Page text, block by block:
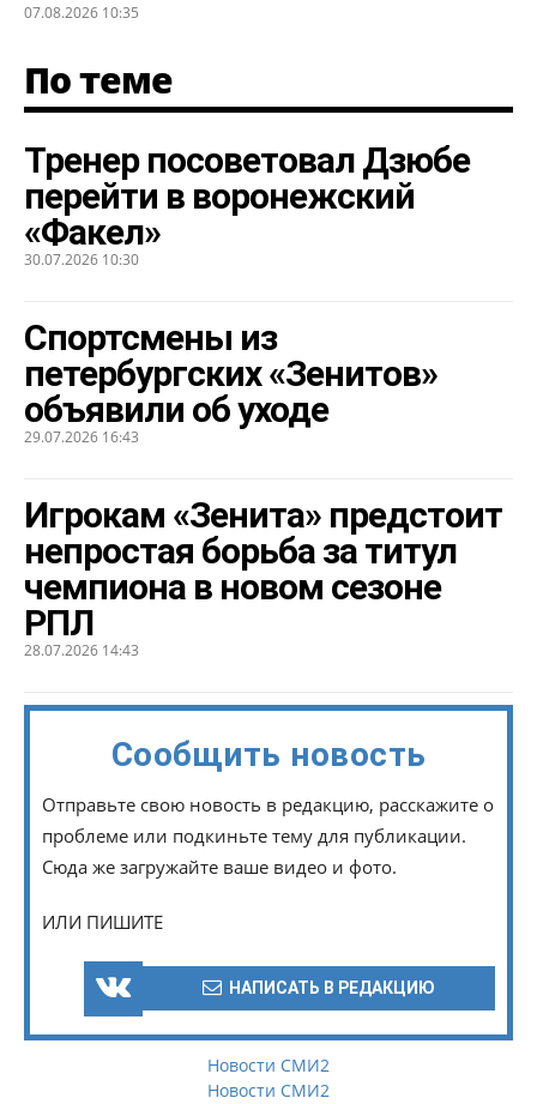
07.08.2026 10:35
По теме
Тренер посоветовал Дзюбе
перейти в воронежский
«Факел»
30.07.2026 10:30
Спортсмены из
петербургских «Зенитов»
объявили об уходе
29.07.2026 16:43
Игрокам «Зенита» предстоит
непростая борьба за титул
чемпиона в новом сезоне
РПЛ
28.07.2026 14:43
Сообщить новость
Отправьте свою новость в редакцию, расскажите о
проблеме или подкиньте тему для публикации.
Сюда же загружайте ваше видео и фото.
ИЛИ ПИШИТЕ
НАПИСАТЬ В РЕДАКЦИЮ
Новости СМИ2
Новости СМИ2